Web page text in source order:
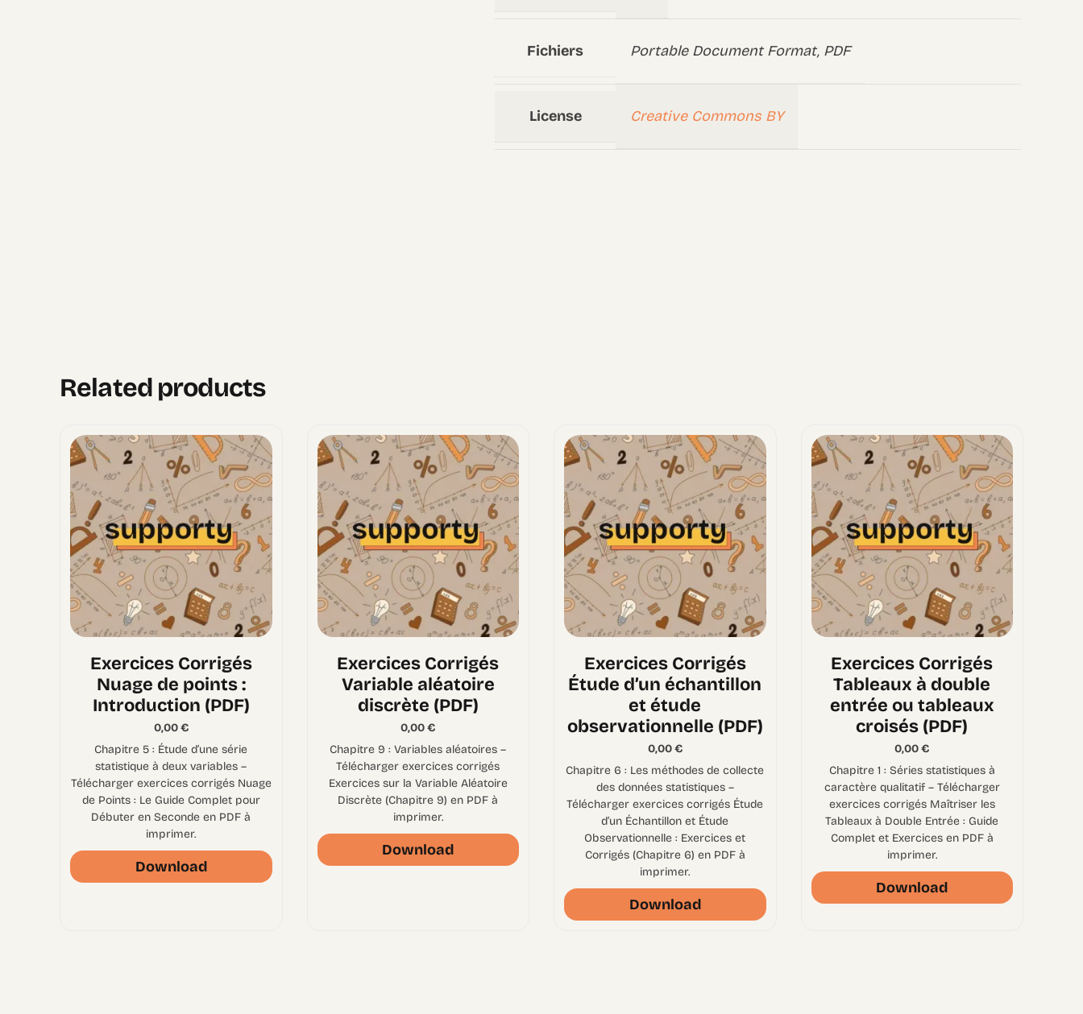
Fichiers Portable Document Format, PDF
License Creative Commons BY
Related products
Exercices Corrigés
Nuage de points :
Introduction (PDF)
0,00€
Chapitre 5 : Étude d’une série
statistique à deux variables –
Télécharger exercices corrigés Nuage
de Points : Le Guide Complet pour
Débuter en Seconde en PDF à
imprimer.
Download
Exercices Corrigés
Variable aléatoire
discrète (PDF)
0,00€
Chapitre 9 : Variables aléatoires –
Télécharger exercices corrigés
Exercices sur la Variable Aléatoire
Discrète (Chapitre 9) en PDF à
imprimer.
Download
Exercices Corrigés
Étude d’un échantillon
et étude
observationnelle (PDF)
0,00€
Chapitre 6 : Les méthodes de collecte
des données statistiques –
Télécharger exercices corrigés Étude
d’un Échantillon et Étude
Observationnelle : Exercices et
Corrigés (Chapitre 6) en PDF à
imprimer.
Download
Exercices Corrigés
Tableaux à double
entrée ou tableaux
croisés (PDF)
0,00€
Chapitre 1 : Séries statistiques à
caractère qualitatif – Télécharger
exercices corrigés Maîtriser les
Tableaux à Double Entrée : Guide
Complet et Exercices en PDF à
imprimer.
Download